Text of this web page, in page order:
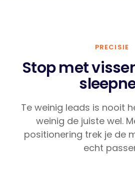
PRECISIE
Stop met
Te weinig leads is nooit
weinig de juiste wel.
positionering trek je de
echt